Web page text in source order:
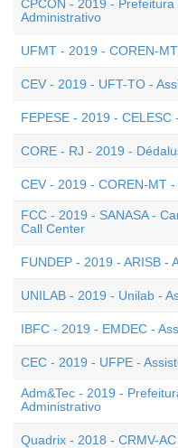
CPCON - 2019 -
Administrativo
UFMT - 2019 - COREN-
CEV - 2019 - UFT-TO -
FEPESE - 2019 -
CORE - RJ - 2019 -
CEV - 2019 - COREN-MT
FCC - 2019 - SANASA -
Call Center
FUNDEP - 2019 - ARISB -
UNILAB - 2019 - Unilab -
IBFC - 2019 - EMDEC -
CEC - 2019 - UFPE -
Adm&Tec - 2019 -
Administrativo
Quadrix - 2018 - CRMV-